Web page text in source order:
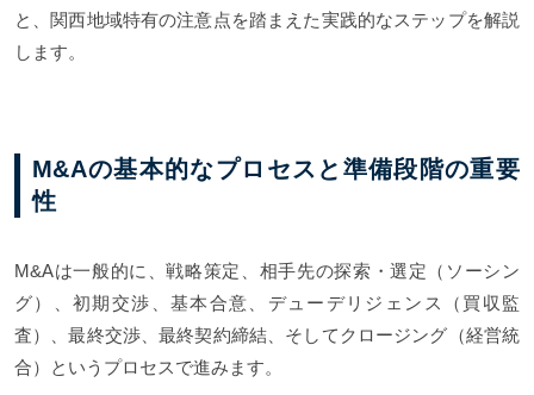
と、関西地域特有の注意点を踏まえた実践的なステップを解説
します。
M&Aの基本的なプロセスと準備段階の重要
性
M&Aは一般的に、戦略策定、相手先の探索・選定（ソーシン
グ）、初期交渉、基本合意、デューデリジェンス（買収監
査）、最終交渉、最終契約締結、そしてクロージング（経営統
合）というプロセスで進みます。